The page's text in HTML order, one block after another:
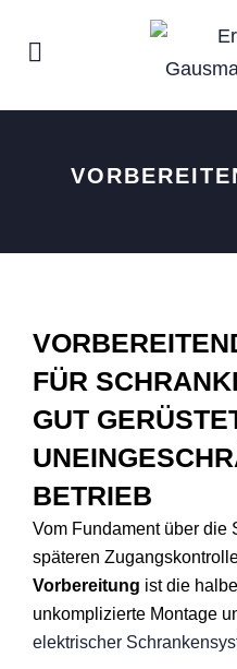
FÜR
GUT
BETRIEB
Vom Fundament über die
späteren
Vorbereitung ist die
unkomplizierte Montage
elektrischer